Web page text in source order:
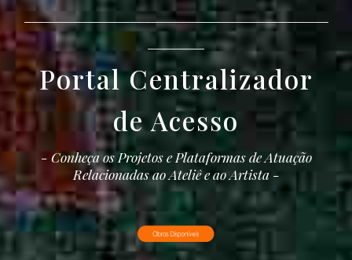
___________________________________________
________
Portal Centralizador
de Acesso
- Conheça os Projetos e Plataformas de Atuação
Relacionadas ao Ateliê e ao Artista -